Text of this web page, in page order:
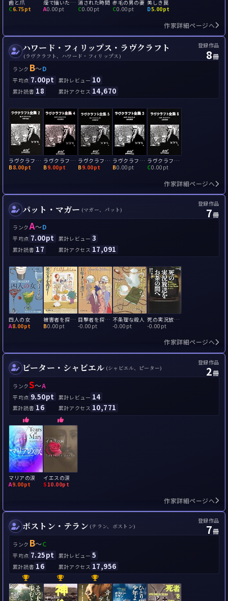
歯と爪
C6.75pt
煙で描いた肖像画
A0.00pt
消された時間
C0.00pt
赤毛の男の妻
C0.00pt
美しき罠
D5.00pt
作家詳細ページへ
ハワード・フィリップス・ラヴクラフト
(ラヴクラフト、ハワード・フィリップス)
登録作品
8冊
ランク B～D
平均点 7.00pt 累計レビュー 10
累計読書 18 累計アクセス 14,670
ラヴクラフト全集2
B8.00pt
ラヴクラフト全集4
B9.00pt
ラヴクラフト全集5
B9.00pt
ラヴクラフト全集3
B0.00pt
ラヴクラフト全集6
C0.00pt
作家詳細ページへ
パット・マガー (マガー、パット)
登録作品
7冊
ランクA～D
平均点 7.00pt 累計レビュー 3
累計読書 17 累計アクセス 17,091
四人の女
A8.00pt
被害者を探せ！
B0.00pt
目撃者を探せ！
-0.00pt
不条理な殺人
-0.00pt
死の実況放送をお茶の間へ
-0.00pt
作家詳細ページへ
ピーター・シャビエル (シャビエル、ピーター)
登録作品
2冊
ランクS～A
平均点 9.50pt 累計レビュー 14
累計読書 16 累計アクセス 10,771
マリアの涙
A9.00pt
イエスの涙
S 10.00pt
作家詳細ページへ
ボストン・テラン (テラン、ボストン)
登録作品
7冊
ランク B～C
平均点 7.25pt 累計レビュー 5
累計読書 16 累計アクセス 17,956